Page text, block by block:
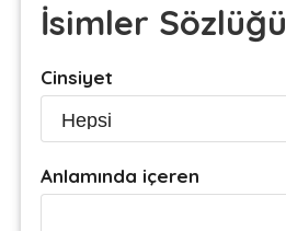
İsimler Sözlüğü
Cinsiyet
Anlamında içeren